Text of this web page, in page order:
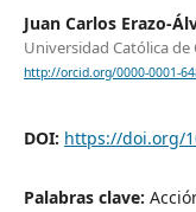
Juan Carlos Erazo-
Universidad Católica de
http://orcid.org/0000-0001-
DOI: https://doi.org/
Palabras clave: